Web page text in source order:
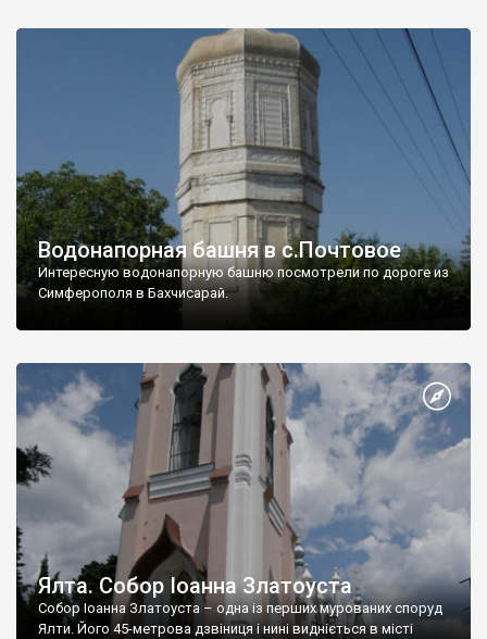
Водонапорная башня в с.Почтовое
Интересную водонапорную башню посмотрели по дороге из
Симферополя в Бахчисарай.
Ялта. Собор Іоанна Златоуста
Собор Іоанна Златоуста – одна із перших мурованих споруд
Ялти. Його 45-метрова дзвіниця і нині видніється в місті